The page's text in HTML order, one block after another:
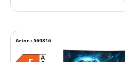
Artnr.: 569816